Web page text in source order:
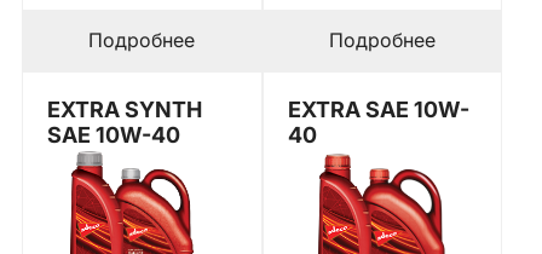
современного
двигателя. ULTRA…
Подробнее Подробнее
EXTRA SYNTH
SAE 10W-40
EXTRA SAE 10W-
40